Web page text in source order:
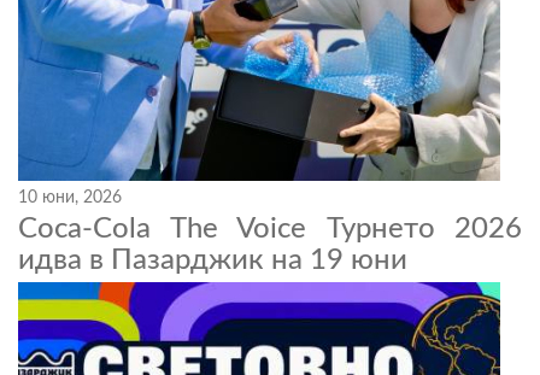
10 юни, 2026
Coca-Cola The Voice Турнето 2026
идва в Пазарджик на 19 юни